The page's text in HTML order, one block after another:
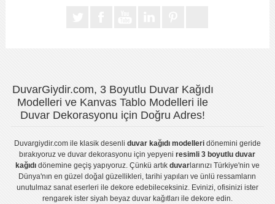
DuvarGiydir.com, 3 Boyutlu Duvar Kağıdı
Modelleri ve Kanvas Tablo Modelleri ile
Duvar Dekorasyonu için Doğru Adres!
Duvargiydir.comile klasik desenli duvar kağıdı modelleridönemini geride
bırakıyoruz veduvar dekorasyonu için yepyeniresimli 3 boyutlu duvar
kağıdıdönemine geçiş yapıyoruz. Çünkü artık duvarlarınızı Türkiye'nin ve
Dünya'nın en güzel doğal güzellikleri, tarihi yapıları ve ünlü ressamların
unutulmaz sanat eserleri ile dekore edebileceksiniz. Evinizi, ofisinizi ister
rengarek ister siyah beyaz duvar kağıtlarıile dekore edin.